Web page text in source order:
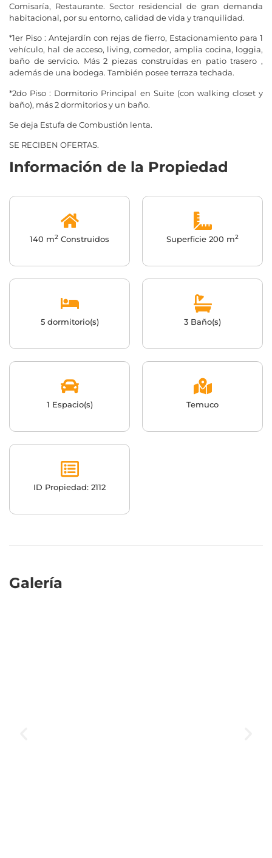
Comisaría, Restaurante. Sector residencial de gran demanda
habitacional, por su entorno, calidad de vida y tranquilidad.
*1er Piso : Antejardín con rejas de fierro, Estacionamiento para 1
vehículo, hal de acceso, living, comedor, amplia cocina, loggia,
baño de servicio. Más 2 piezas construídas en patio trasero ,
además de una bodega. También posee terraza techada.
*2do Piso : Dormitorio Principal en Suite (con walking closet y
baño), más 2 dormitorios y un baño.
Se deja Estufa de Combustión lenta.
SE RECIBEN OFERTAS.
Información de la Propiedad
140 m2 Construidos Superficie 200 m2
5 dormitorio(s) 3 Baño(s)
1 Espacio(s) Temuco
ID Propiedad: 2112
Galería